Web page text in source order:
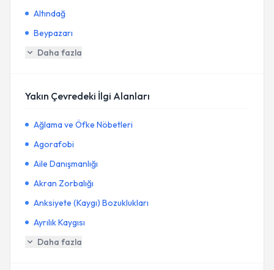
Altındağ
Beypazarı
Daha fazla
Yakın Çevredeki İlgi Alanları
Ağlama ve Öfke Nöbetleri
Agorafobi
Aile Danışmanlığı
Akran Zorbalığı
Anksiyete (Kaygı) Bozuklukları
Ayrılık Kaygısı
Daha fazla